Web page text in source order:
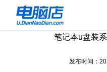
笔记本u盘装
发布时间：